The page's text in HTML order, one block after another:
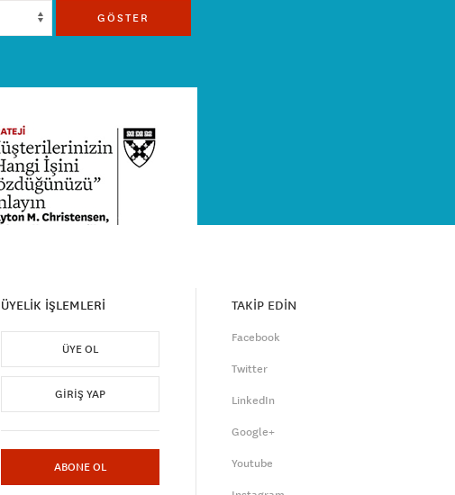
GÖSTER
ÜYELİK İŞLEMLERİ
ÜYE OL
GIRIŞ YAP
ABONE OL
TAKİP EDİN
Facebook
Twitter
LinkedIn
Google+
Youtube